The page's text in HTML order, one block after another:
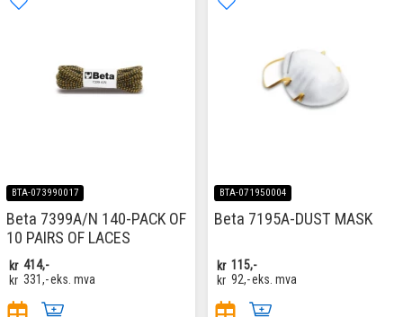
BTA-073990017
Beta 7399A/N 140-PACK OF
10 PAIRS OF LACES
kr 414,-
kr 331,-eks. mva
BTA-071950004
Beta 7195A-DUST MASK
kr 115,-
kr 92,-eks. mva